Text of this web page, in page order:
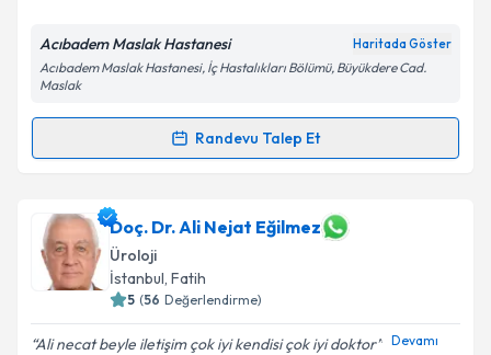
Kişisel verilerimin işlenmesine ilişkin
Metni'ni okudum ve kişisel verilerimin belirtilen
Acıbadem Maslak Hastanesi Haritada Göster
Acıbadem Maslak Hastanesi, İç Hastalıkları Bölümü, Büyükdere Cad.
Maslak
Randevu Talep Et
Randevu Takvimi Talebi
Prof. Dr. Yavuz Baykaliçin randevu takvimi talebi
oluşturun. Size bu uzmandan randevu almanız için bir
takvim hazırlandığında e-posta ile bilgilendireceğiz.
E-posta Adresiniz
Doç. Dr. Ali Nejat Eğilmez
Üroloji
İstanbul, Fatih
5 (56 Değerlendirme)
Ali necat beyle iletişim çok iyi kendisi çok iyi doktor Devamı